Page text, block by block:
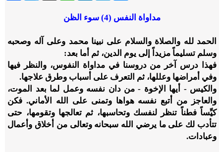
مداواة النفس (4) سوء الظن
الحمد لله والصلاة والسلام على نبينا محمد وعلى آله وصحبه
وسلم تسليماً مزيداً إلى يوم الدين، ثم أما بعد:
فهذا درس آخر من دروسنا في مداواة النفوس، والنظر فيها
وفي أمراضها وعللها، ثم التعرف على أسباب وطرق علاجها.
والكيس - أيها الإخوة - من دان نفسه وعمل لما بعد الموت،
والعاجز من أتبع نفسه هواها وتمنى على الله الأماني. فكن
كيِّساً فطناً تنظر لنفسك وتحاسبها، ثم تعالجها وتقومها، حتى
تتأدب لك على ما يرضي الله سبحانه وتعالى من أخلاق وأعمال
وعبادات.